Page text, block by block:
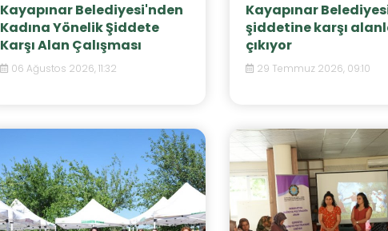
Kayapınar Belediyesi'nden
Kadına Yönelik Şiddete
Karşı Alan Çalışması
06 Ağustos 2026, 11:32
Kayapınar
şiddetine karşı
çıkıyor
29 Temmuz 2026, 09:10